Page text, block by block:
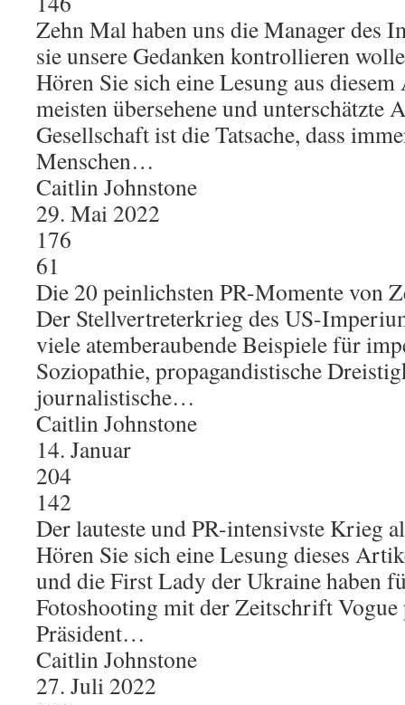
Zehn Mal haben uns die Manager des
sie unsere Gedanken kontrollieren
Hören Sie sich eine Lesung aus
meisten übersehene und unterschätzte
Gesellschaft ist die Tatsache, dass
Menschen…
Caitlin Johnstone
29. Mai 2022
176
61
Die 20 peinlichsten PR-Momente von
Der Stellvertreterkrieg des US-
viele atemberaubende Beispiele für
Soziopathie, propagandistische
journalistische…
Caitlin Johnstone
14. Januar
204
142
Der lauteste und PR-intensivste Krieg
Hören Sie sich eine Lesung dieses
und die First Lady der Ukraine haben
Fotoshooting mit der Zeitschrift Vogue
Präsident…
Caitlin Johnstone
27. Juli 2022